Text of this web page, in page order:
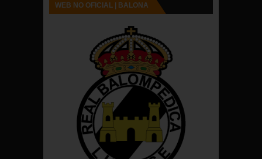
WEB NO OFICIAL | BALONA